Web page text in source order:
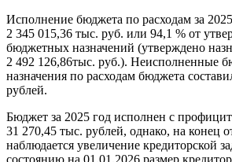
Исполнение бюджета по расходам за
2 345 015,36 тыс. руб. или 94,1 % от
бюджетных назначений (утверждено
2 492 126,86тыс. руб.). Неисполненные
назначения по расходам бюджета
рублей.
Бюджет за 2025 год исполнен с
31 270,45 тыс. рублей, однако, на конец
наблюдается увеличение кредиторской
состоянию на 01.01.2026 размер